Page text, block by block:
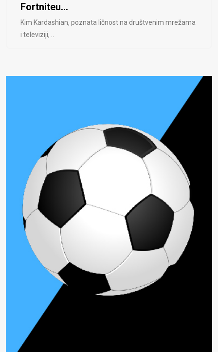
Fortniteu...
Kim Kardashian, poznata ličnost na društvenim mrežama
i televiziji, ..